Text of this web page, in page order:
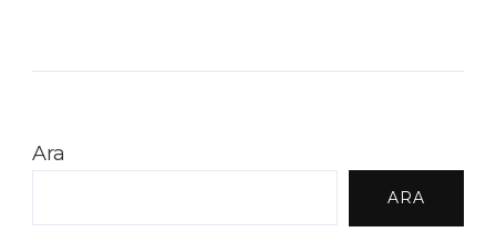
Ara
ARA